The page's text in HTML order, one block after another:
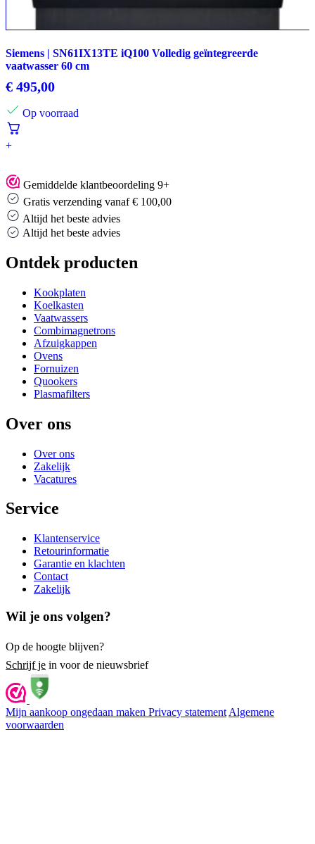
Siemens | SN61IX13TE iQ100 Volledig geïntegreerde
vaatwasser 60 cm
€ 495,00
Op voorraad
+
Gemiddelde klantbeoordeling 9+
Gratis verzending vanaf € 100,00
Altijd het beste advies
Altijd het beste advies
Ontdek producten
Kookplaten
Koelkasten
Vaatwassers
Combimagnetrons
Afzuigkappen
Ovens
Fornuizen
Quookers
Plasmafilters
Over ons
Over ons
Zakelijk
Vacatures
Service
Klantenservice
Retourinformatie
Garantie en klachten
Contact
Zakelijk
Wil je ons volgen?
Op de hoogte blijven?
Schrijf je in voor de nieuwsbrief
Mijn aankoop ongedaan maken Privacy statement Algemene
voorwaarden